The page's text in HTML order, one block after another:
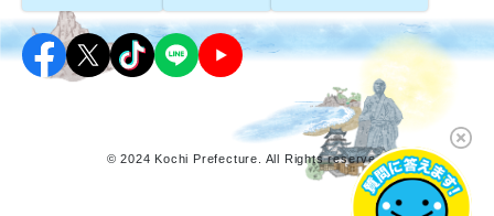
© 2024 Kochi Prefecture. All Rights reserved.